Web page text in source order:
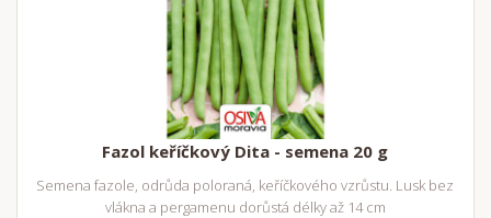
Fazol keříčkový Dita - semena 20 g
Semena fazole, odrůda poloraná, keříčkového vzrůstu. Lusk bez
vlákna a pergamenu dorůstá délky až 14 cm